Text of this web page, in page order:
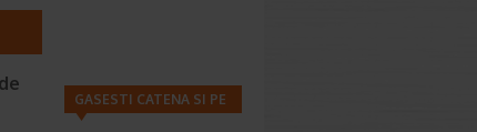
GASESTI CATENA SI PE